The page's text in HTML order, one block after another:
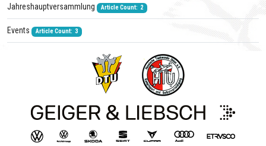
Jahreshauptversammlung Article Count: 2
Events Article Count: 3